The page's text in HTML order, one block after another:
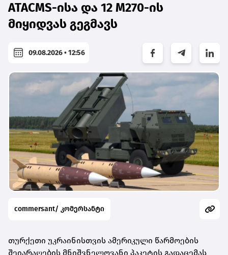
ATACMS-ისა და 12 M270-ის
მიყიდვას გეგმავს
09.08.2026 • 12:56
commersant/ კომერსანტი
თურქეთი უკრაინისთვის ამერიკული წარმოების
შეიარაღების მნიშვნელოვანი პაკეტის გადაცემას